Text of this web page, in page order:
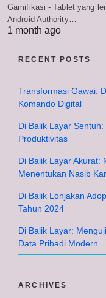
Gamifikasi - Tablet yang
Android Authority…
1 month ago
RECENT POSTS
Transformasi Gawai:
Komando Digital
Di Balik Layar
Produktivitas
Di Balik Layar Akurat:
Menentukan Nasib
Di Balik Lonjakan
Tahun 2024
Di Balik Layar:
Data Pribadi Modern
ARCHIVES